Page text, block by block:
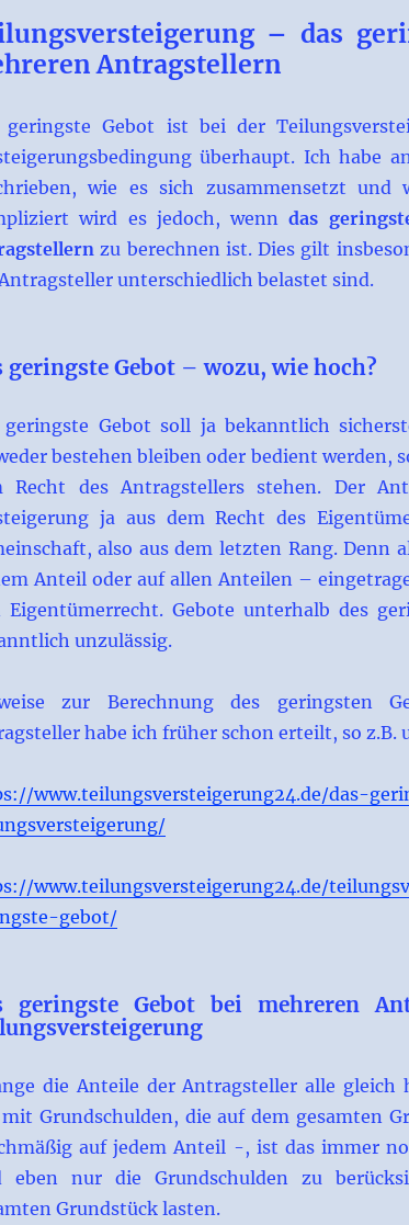
– das
Antragstellern
geringste Gebot ist bei der
überhaupt. Ich habe
wie es sich zusammensetzt und
wird es jedoch, wenndas
zu berechnen ist. Dies gilt
unterschiedlich belastet sind.
geringste Gebot – wozu, wie hoch?
geringste Gebot soll ja bekanntlich
bestehen bleiben oder bedient werden,
Recht des Antragstellers stehen. Der
ja aus dem Recht des
also aus dem letzten Rang. Denn
Anteil oder auf allen Anteilen –
Eigentümerrecht. Gebote unterhalb des
unzulässig.
zur Berechnung des geringsten
habe ich früher schon erteilt, so z.B.
www.teilungsversteigerung24.de/das-
www.teilungsversteigerung24.de/
gebot/
geringste Gebot bei mehreren
die Anteile der Antragsteller alle gleich
Grundschulden, die auf dem gesamten
auf jedem Anteil -, ist das immer
eben nur die Grundschulden zu
Grundstück lasten.